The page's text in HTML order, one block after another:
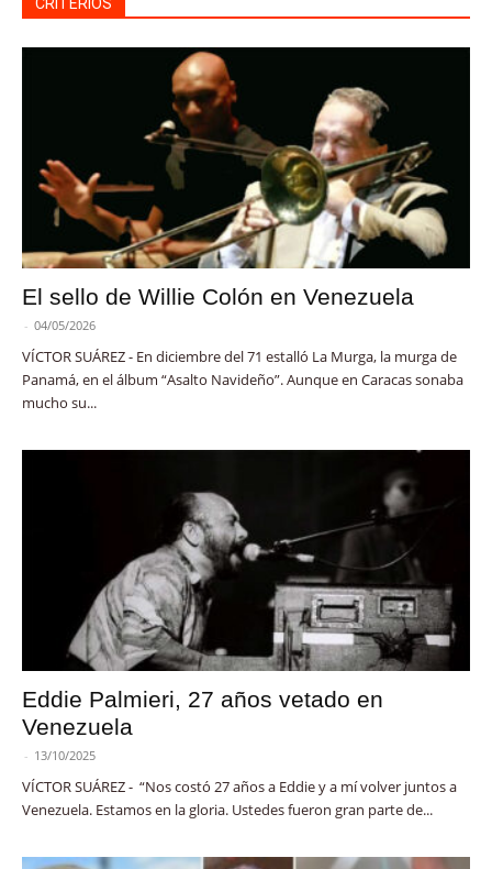
El sello de Willie Colón en Venezuela
- 04/05/2026
VÍCTOR SUÁREZ - En diciembre del 71 estalló La Murga, la murga de
Panamá, en el álbum “Asalto Navideño”. Aunque en Caracas sonaba
mucho su...
Eddie Palmieri, 27 años vetado en
Venezuela
- 13/10/2025
VÍCTOR SUÁREZ - “Nos costó 27 años a Eddie y a mí volver juntos a
Venezuela. Estamos en la gloria. Ustedes fueron gran parte de...